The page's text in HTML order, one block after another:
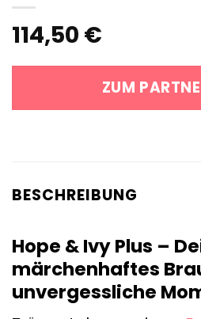
114,50 €
ZUM
BESCHREIBUNG
Hope & Ivy Plus –
märchenhaftes
unvergessliche